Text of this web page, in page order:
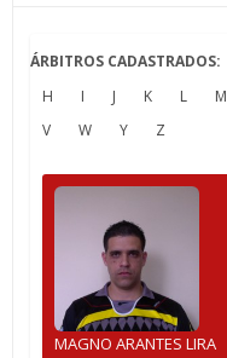
ÁRBITROS CADASTRADOS:
H
I J K L M
V
W Y Z
MAGNO ARANTES LIRA